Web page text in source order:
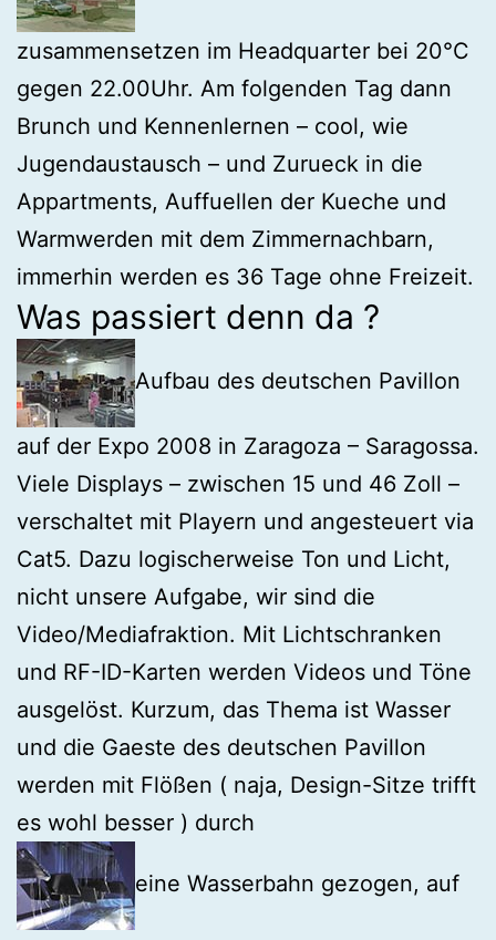
zusammensetzen im Headquarter bei 20°C
gegen 22.00Uhr. Am folgenden Tag dann
Brunch und Kennenlernen – cool, wie
Jugendaustausch – und Zurueck in die
Appartments, Auffuellen der Kueche und
Warmwerden mit dem Zimmernachbarn,
immerhin werden es 36 Tage ohne Freizeit.
Was passiert denn da ?
Aufbau des deutschen Pavillon
auf der Expo 2008 in Zaragoza – Saragossa.
Viele Displays – zwischen 15 und 46 Zoll –
verschaltet mit Playern und angesteuert via
Cat5. Dazu logischerweise Ton und Licht,
nicht unsere Aufgabe, wir sind die
Video/Mediafraktion. Mit Lichtschranken
und RF-ID-Karten werden Videos und Töne
ausgelöst. Kurzum, das Thema ist Wasser
und die Gaeste des deutschen Pavillon
werden mit Flößen ( naja, Design-Sitze trifft
es wohl besser ) durch
eine Wasserbahn gezogen, auf